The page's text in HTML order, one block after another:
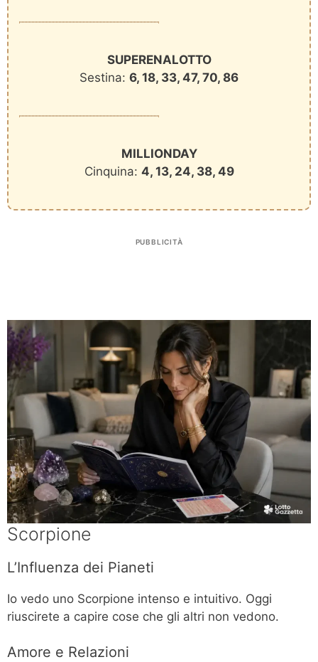
SUPERENALOTTO
Sestina: 6, 18, 33, 47, 70, 86
MILLIONDAY
Cinquina: 4, 13, 24, 38, 49
PUBBLICITÀ
Scorpione
L’Influenza dei Pianeti
Io vedo uno Scorpione intenso e intuitivo. Oggi
riuscirete a capire cose che gli altri non vedono.
Amore e Relazioni